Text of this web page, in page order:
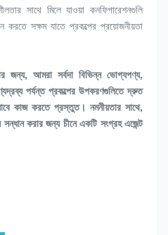
সাথে মিলে যাওয়া কনফিগারেশনগুলি
সক্ষম যাতে প্রকল্পের প্রয়োজনীয়তা
জন্য, আমরা সর্বদা বিভিন্ন ভোগ্যপণ্য,
পর্যন্ত প্রকল্পের উপকরণগুলিতে দ্রুত
কাজ করতে প্রস্তুত। নমনীয়তার সাথে,
করার জন্য চীনে একটি সংগ্রহ এজেন্ট